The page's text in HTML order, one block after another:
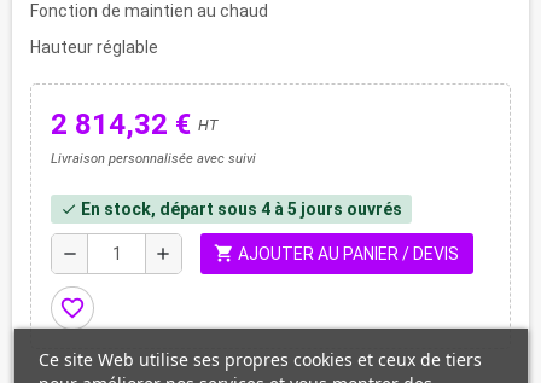
Fonction de maintien au chaud
Hauteur réglable
2 814,32 € HT
Livraison personnalisée avec suivi
check En stock, départ sous 4 à 5 jours ouvrés
remove add shopping_cart AJOUTER AU PANIER / DEVIS
favorite_border
Ce site Web utilise ses propres cookies et ceux de tiers